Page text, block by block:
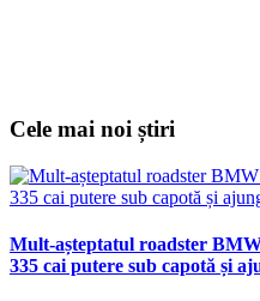
Cele mai noi știri
Mult-așteptatul roadster
335 cai putere sub capotă și